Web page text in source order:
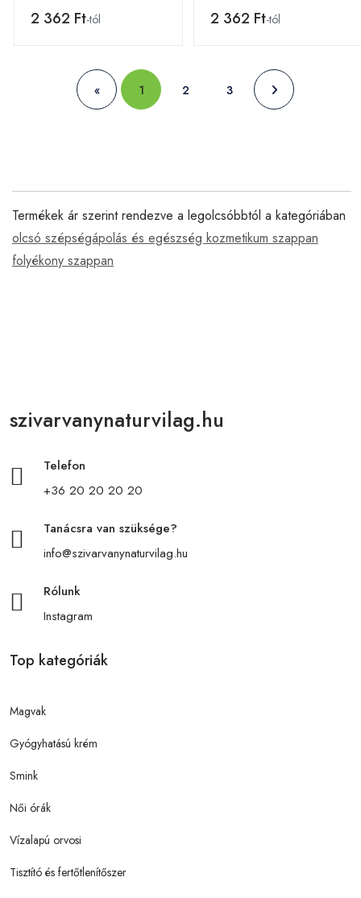
2 362 Ft-tól 2 362 Ft-tól
« 1 2 3
Termékek ár szerint rendezve a legolcsóbbtól a kategóriában
olcsó szépségápolás és egészség kozmetikum szappan
folyékony szappan
szivarvanynaturvilag.hu
Telefon
+36 20 20 20 20
Tanácsra van szüksége?
info@szivarvanynaturvilag.hu
Rólunk
Instagram
Top kategóriák
Magvak
Gyógyhatású krém
Smink
Női órák
Vízalapú orvosi
Tisztító és fertőtlenítőszer